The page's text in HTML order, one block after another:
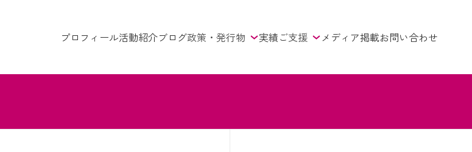
プロフィール活動紹介ブログ政策・発行物 実績ご支援 メディア掲載お問い合わせ